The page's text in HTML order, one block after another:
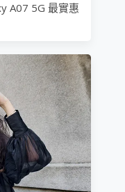
A07 5G 最實惠